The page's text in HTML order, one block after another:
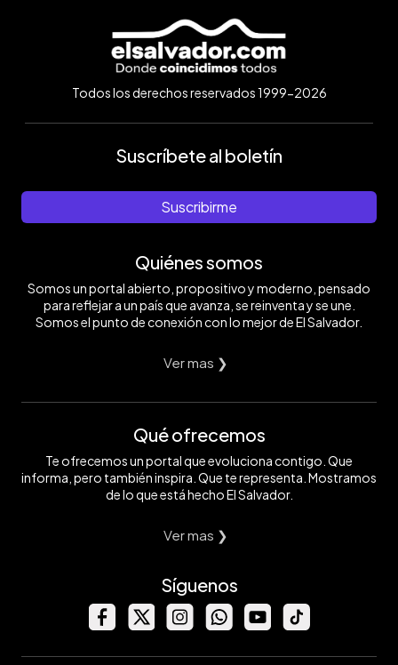
Todos los derechos reservados 1999-2026
Suscríbete al boletín
Suscribirme
Quiénes somos
Somos un portal abierto, propositivo y moderno, pensado
para reflejar a un país que avanza, se reinventa y se une.
Somos el punto de conexión con lo mejor de El Salvador.
Ver mas ❯
Qué ofrecemos
Te ofrecemos un portal que evoluciona contigo. Que
informa, pero también inspira. Que te representa. Mostramos
de lo que está hecho El Salvador.
Ver mas ❯
Síguenos